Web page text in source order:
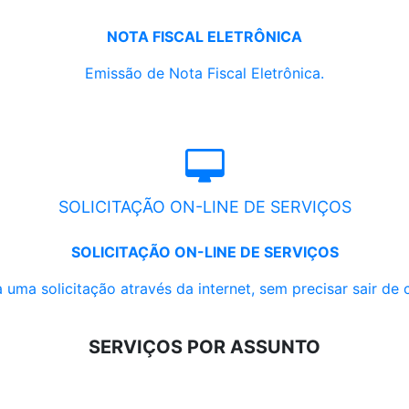
NOTA FISCAL ELETRÔNICA
Emissão de Nota Fiscal Eletrônica.
SOLICITAÇÃO ON-LINE DE SERVIÇOS
SOLICITAÇÃO ON-LINE DE SERVIÇOS
uma solicitação através da internet, sem precisar sair de
SERVIÇOS POR ASSUNTO